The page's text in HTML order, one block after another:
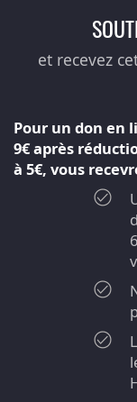
et recevez
Pour un don en
9€ après
à 5€, vous